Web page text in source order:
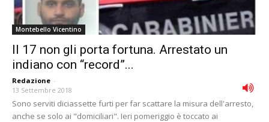
Montebello Vicentino
Il 17 non gli porta fortuna. Arrestato un
indiano con “record”...
Redazione -
13 Settembre 2018
Sono serviti diciassette furti per far scattare la misura dell'arresto,
anche se solo ai "domiciliari". Ieri pomeriggio è toccato ai